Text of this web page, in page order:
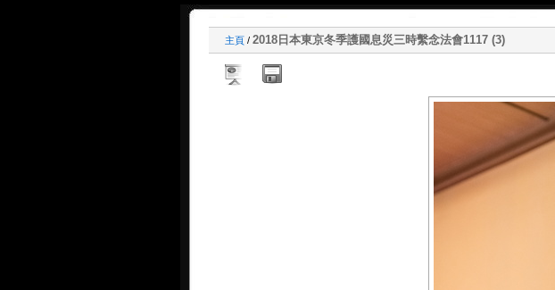
主頁 / 2018日本東京冬季護國息災三時繫念法會1117 (3)